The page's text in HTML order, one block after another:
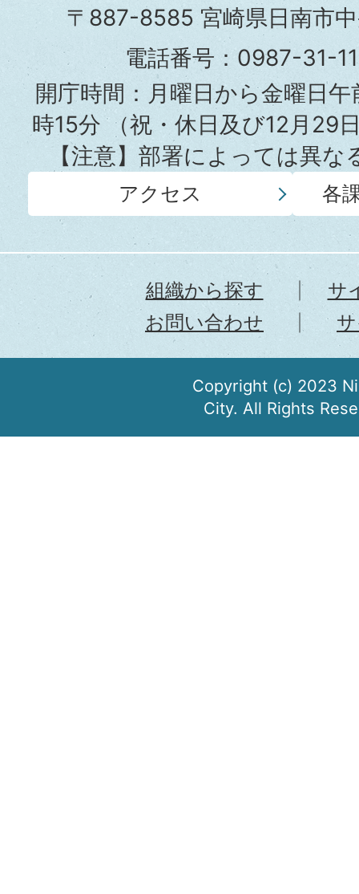
市
役
所
〒887-8585 宮崎県日南市
電話番号：0987-31-
開庁時間：月曜日から金曜日
時15分（祝・休日及び12月29
【注意】部署によっては異
アクセス 各
組織から探す
サ
お問い合わせ
Copyright (c) 2023
City. All Rights